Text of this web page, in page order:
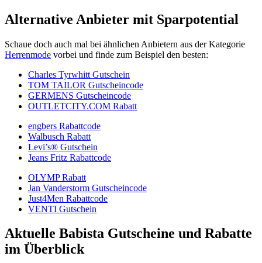
Alternative Anbieter mit Sparpotential
Schaue doch auch mal bei ähnlichen Anbietern aus der Kategorie
Herrenmode vorbei und finde zum Beispiel den besten:
Charles Tyrwhitt Gutschein
TOM TAILOR Gutscheincode
GERMENS Gutscheincode
OUTLETCITY.COM Rabatt
engbers Rabattcode
Walbusch Rabatt
Levi’s® Gutschein
Jeans Fritz Rabattcode
OLYMP Rabatt
Jan Vanderstorm Gutscheincode
Just4Men Rabattcode
VENTI Gutschein
Aktuelle Babista Gutscheine und Rabatte
im Überblick